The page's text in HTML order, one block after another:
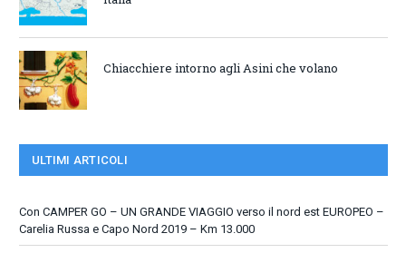
Chiacchiere intorno agli Asini che volano
ULTIMI ARTICOLI
Con CAMPER GO – UN GRANDE VIAGGIO verso il nord est EUROPEO –
Carelia Russa e Capo Nord 2019 – Km 13.000